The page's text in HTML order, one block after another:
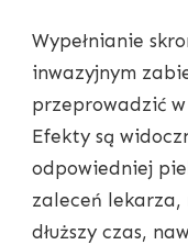
Wypełnianie
inwazyjnym
przeprowadzić
Efekty są
odpowiedniej
zaleceń lekarza,
dłuższy czas,